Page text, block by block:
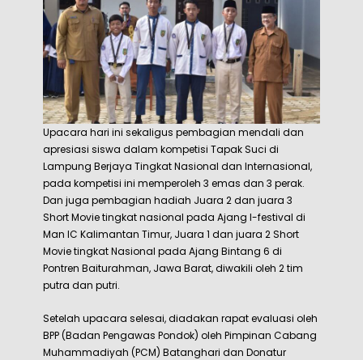
Upacara hari ini sekaligus pembagian mendali dan
apresiasi siswa dalam kompetisi Tapak Suci di
Lampung Berjaya Tingkat Nasional dan Internasional,
pada kompetisi ini memperoleh 3 emas dan 3 perak.
Dan juga pembagian hadiah Juara 2 dan juara 3
Short Movie tingkat nasional pada Ajang I-festival di
Man IC Kalimantan Timur, Juara 1 dan juara 2 Short
Movie tingkat Nasional pada Ajang Bintang 6 di
Pontren Baiturahman, Jawa Barat, diwakili oleh 2 tim
putra dan putri.
Setelah upacara selesai, diadakan rapat evaluasi oleh
BPP (Badan Pengawas Pondok) oleh Pimpinan Cabang
Muhammadiyah (PCM) Batanghari dan Donatur